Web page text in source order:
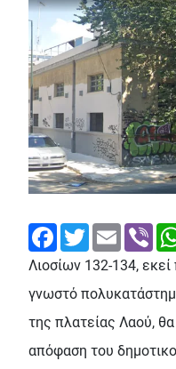
FacebookTwitterEmail
Λιοσίων 132-134, εκεί
γνωστό
της πλατείας Λαού,
απόφαση του